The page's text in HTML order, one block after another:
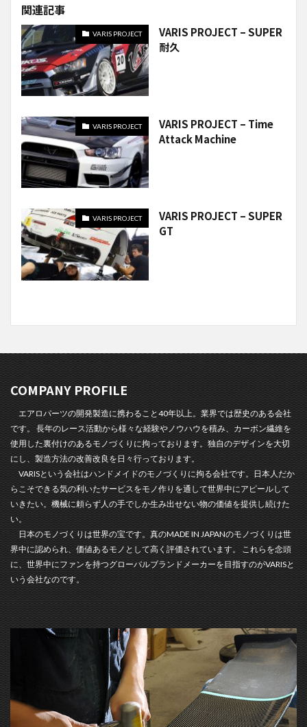
関連記事
VARIS PROJECT
VARIS PROJECT – SUPER
耐久
VARIS PROJECT
VARIS PROJECT – Time
Attack Machine
VARIS PROJECT
VARIS PROJECT – SUPER
GT
COMPANY PROFILE
エアロパーツの開発製造に携わること40年以上。業界では歴史のある会社
です。 長年のレース活動から様々な経験やノウハウを積み、カーボン繊維を
使用した裏付けのあるモノづくりに拘っております。独自のデザインを大切
にし、製造方法の改善改良を日々行っております。
VARISという会社はハンドメイドのモノづくりに拘る会社です。日本人だか
らこそできる気の利いたサービスをモノ作りを通して世界中にアピールして
いきたい。機械に頼らず人の手でしか生み出せない物の価値を提供し続けた
い。
日本のモノづくりは世界の宝です。真のMADE IN JAPANのモノづくりは世
界中に認められ、価値あるモノとして高く評価されています。 これらを念頭
に、世界中にファンを持つグローバルブランドメーカーを目指すのがVARISと
いう会社なのです。